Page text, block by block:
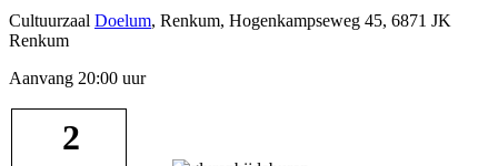
Cultuurzaal Doelum, Renkum, Hogenkampseweg 45, 6871 JK
Renkum
Aanvang 20:00 uur
2